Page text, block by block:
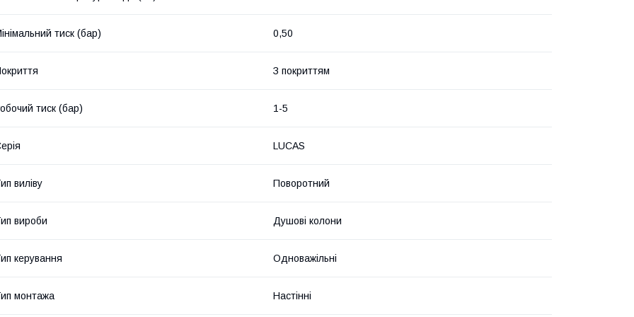
тиск (бар) 0,50
З покриттям
тиск (бар) 1-5
LUCAS
виліву Поворотний
вироби Душові колони
керування Одноважільні
монтажа Настінні